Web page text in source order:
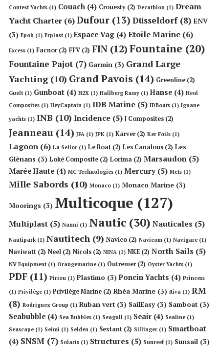
Contest Yachts (1) Couach (4) Crouesty (2) Decathlon (1) Dream
Yacht Charter (6)Dufour (13) Düsseldorf(8) ENV
(3) Epoh (1) Erplast(1) Espace Vag (4) Etoile Marine (6)
Excess (1) Facnor(2) FFV (2) FIN (12) Fountaine (20)
Fountaine Pajot (7) Garmin (3) Grand Large
Yachting(10) Grand Pavois (14) Greenline (2)
Guelt(1) Gunboat (4) H2X (1) Hallberg Rassy (1) Hanse (4) Heol
Composites (1) HeyCaptain (1) IDB Marine (5) IDBoats (1) Iguane
yachts (1) INB (10) Incidence (5) J Composites (2)
Jeanneau (14) JFA (1) JPK (1) Karver(2) Ker Foils (1)
Lagoon (6) La Sellor (1) Le Boat (2) Les Canalous (2) Les
Glénans (3) Loké Composite (2) Lorima (2) Marsaudon (5)
Marée Haute (4) MC Technologies (1) Mercury(5) Mets (1)
Mille Sabords (10) Monaco (1) Monaco Marine (3)
Moorings (3) Multicoque (127)
Multiplast (5) Nanni (1) Nautic (30) Nauticales (5)
Nautipark(1) Nautitech (9) Navico (2) Navicom (1) Navigare (1)
Naviwatt (2) Neel (2) Nicols (2) NINA (1) NKE (2) North Sails (5)
NV Equipment(1) Orangemarine (1) Outremer(2) Oyster Yachts (1)
PDF (11) Piriou (1) Plastimo (3) Poncin Yachts (4) Princess
(1) Privilège (1) Privilège Marine (2) Rhéa Marine (3) Riva (1) RM
(8) Rodriguez Group (1) Ruban vert (3) SailEasy(3) Samboat (3)
Seabubble (4) Sea Bubbles (1) Seagull (1) Seair(4) Sealine (1)
Seascape (1) Seimi (1) Selden (1) Sextant (2) Sillinger (1) Smartboat
(4) SNSM (7) Solaris (1) Structures (5) Sunreef(1) Sunsail (3)